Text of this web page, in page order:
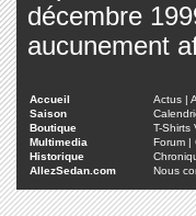
aucunement
Accueil Actus |
Saison
Boutique
T-Shirts
Multimedia
Forum |
Historique
AllezSedan.com
Nous